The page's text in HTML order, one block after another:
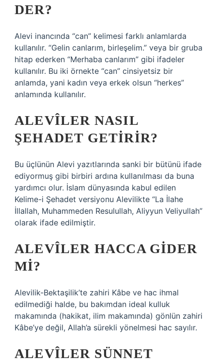
DER?
Alevi inancında “can” kelimesi farklı anlamlarda
kullanılır. “Gelin canlarım, birleşelim.” veya bir gruba
hitap ederken “Merhaba canlarım” gibi ifadeler
kullanılır. Bu iki örnekte “can” cinsiyetsiz bir
anlamda, yani kadın veya erkek olsun “herkes”
anlamında kullanılır.
ALEVÎLER NASIL
ŞEHADET GETIRIR?
Bu üçlünün Alevi yazıtlarında sanki bir bütünü ifade
ediyormuş gibi birbiri ardına kullanılması da buna
yardımcı olur. İslam dünyasında kabul edilen
Kelime-i Şehadet versiyonu Alevilikte “La İlahe
İllallah, Muhammeden Resulullah, Aliyyun Veliyullah”
olarak ifade edilmiştir.
ALEVÎLER HACCA GIDER
MI?
Alevilik-Bektaşilik’te zahiri Kâbe ve hac ihmal
edilmediği halde, bu bakımdan ideal kulluk
makamında (hakikat, ilim makamında) gönlün zahiri
Kâbe’ye değil, Allah’a sürekli yönelmesi hac sayılır.
ALEVÎLER SÜNNET